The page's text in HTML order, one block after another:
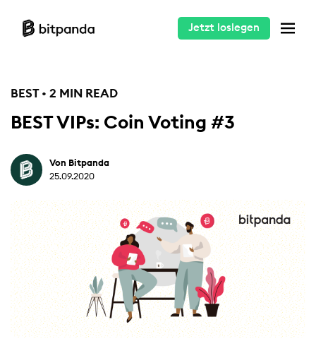
Jetzt loslegen
BEST • 2 MIN READ
BEST VIPs: Coin Voting #3
Von Bitpanda
25.09.2020